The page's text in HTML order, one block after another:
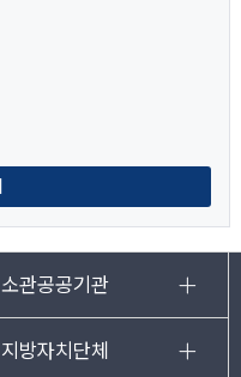
소관공공기관
지방자치단체